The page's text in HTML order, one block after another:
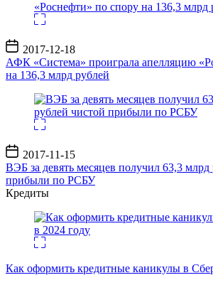
Дата
записи
2017-12-18
АФК «Система» проиграла апелляцию
на 136,3 млрд рублей
Дата
записи
2017-11-15
ВЭБ за девять месяцев получил 63,3 млрд
прибыли по РСБУ
Кредиты
Как оформить кредитные каникулы в